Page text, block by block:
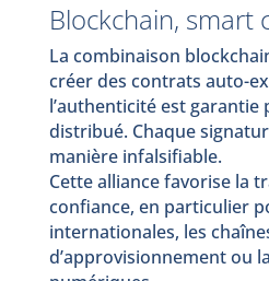
Blockchain, smart
La combinaison
créer des contrats auto-
l’authenticité est garantie
distribué. Chaque
manière infalsifiable.
Cette alliance favorise la
confiance, en particulier
internationales, les
d’approvisionnement ou